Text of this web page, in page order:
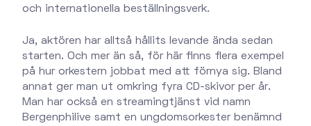
och internationella beställningsverk.
Ja, aktören har alltså hållits levande ända sedan
starten. Och mer än så, för här finns flera exempel
på hur orkestern jobbat med att förnya sig. Bland
annat ger man ut omkring fyra CD-skivor per år.
Man har också en streamingtjänst vid namn
Bergenphilive samt en ungdomsorkester benämnd